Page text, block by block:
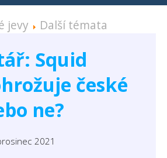
jevy Další témata
Squid
české
ne?
2021